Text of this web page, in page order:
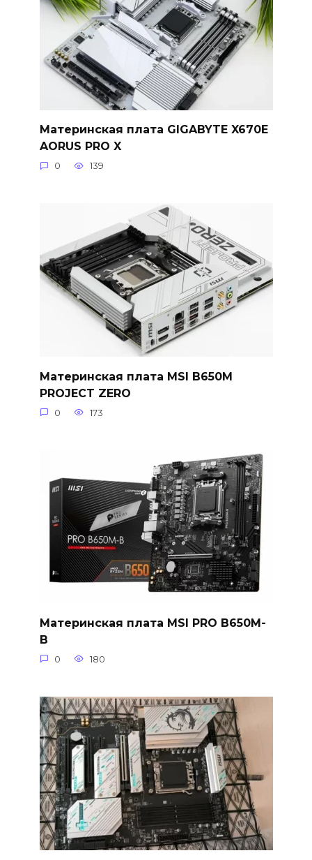
Материнская плата GIGABYTE X670E
AORUS PRO X
0 139
Материнская плата MSI B650M
PROJECT ZERO
0 173
Материнская плата MSI PRO B650M-
B
0 180